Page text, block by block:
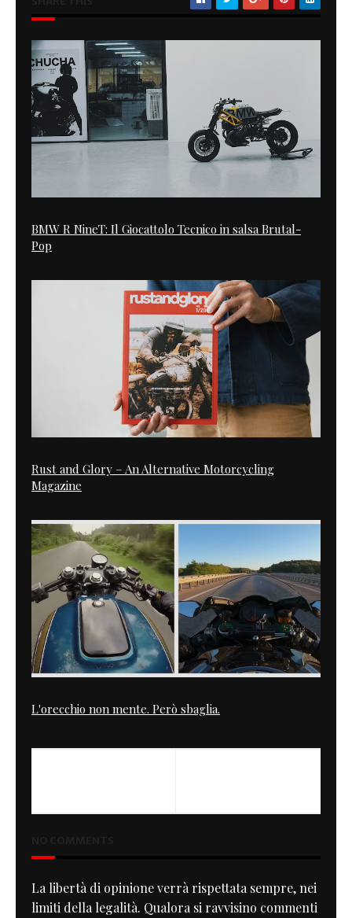
BMW R NineT: Il Giocattolo Tecnico in salsa Brutal-
Pop
Rust and Glory – An Alternative Motorcycling
Magazine
L'orecchio non mente. Però sbaglia.
La libertà di opinione verrà rispettata sempre, nei
limiti della legalità. Qualora si ravvisino commenti